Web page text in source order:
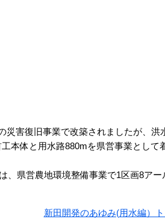
害復旧事業で改築されましたが、洪
本体と用水路880mを県営事業として
県営農地環境整備事業で1区画8アー
新田開発のあゆみ(用水編）